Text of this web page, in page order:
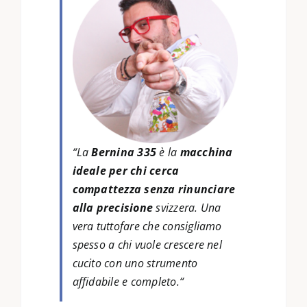
“LaBernina 335è la macchina
ideale per chi cerca
compattezza senza rinunciare
alla precisionesvizzera. Una
vera tuttofare che consigliamo
spesso a chi vuole crescere nel
cucito con uno strumento
affidabile e completo.“